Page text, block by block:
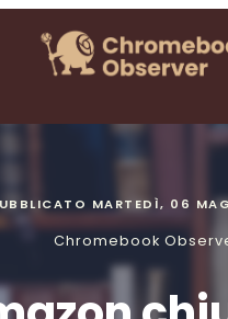
MARTEDÌ, 06
Chromebook